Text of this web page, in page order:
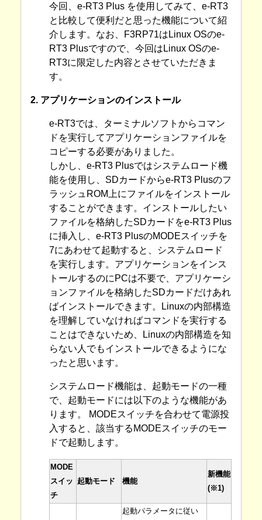
今回、e-RT3 Plus を使用してみて、e-RT3
と比較して便利だと思った機能について紹
介します。なお、F3RP71はLinux OSのe-
RT3 Plusですので、今回はLinux OSのe-
RT3に限定した内容とさせていただきま
す。
2. アプリケーションのインストール
e-RT3では、ターミナルソフトからコマン
ドを実行してアプリケーションファイルを
コピーする必要がありました。
しかし、e-RT3 Plusではシステムロード機
能を使用し、SDカードからe-RT3 Plusのフ
ラッシュROM上にファイルをインストール
することができます。インストールしたい
ファイルを格納したSDカードをe-RT3 Plus
に挿入し、e-RT3 PlusのMODEスイッチを
7にあわせて起動すると、システムロード
を実行します。アプリケーションをインス
トールするのにPCは不要で、アプリケーシ
ョンファイルを格納したSDカードだけあれ
ばインストールできます。Linuxの内部構造
を理解していなければコマンドを実行する
ことはできないため、Linuxの内部構造を知
らない人でもインストールできるようにな
ったと思います。
システムロード機能は、起動モードの一種
で、起動モードには以下のような機能があ
ります。 MODEスイッチを合わせて電源投
入すると、該当するMODEスイッチのモー
ドで起動します。
MODE
スイッ
チ
起動モード 機能
新機能
(※1)
起動パラメータに従い